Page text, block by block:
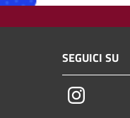
SEGUICI SU
Instagram